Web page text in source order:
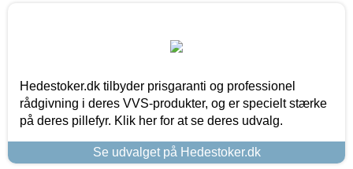
Hedestoker.dk tilbyder prisgaranti og professionel
rådgivning i deres VVS-produkter, og er specielt stærke
på deres pillefyr. Klik her for at se deres udvalg.
Se udvalget på Hedestoker.dk